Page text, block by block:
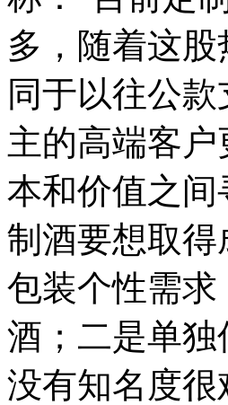
多，随着这
同于以往公
主的高端客
本和价值之
制酒要想取
包装个性需
酒；二是单
没有知名度